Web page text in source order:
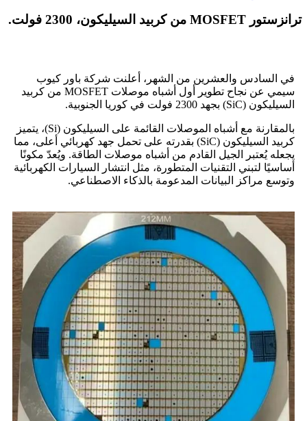
ترانزستور MOSFET من كربيد السيليكون، 2300 فولت.
في السادس والعشرين من الشهر، أعلنت شركة باور كيوب
سيمي عن نجاح تطوير أول أشباه موصلات MOSFET من كربيد
السيليكون (SiC) بجهد 2300 فولت في كوريا الجنوبية.
بالمقارنة مع أشباه الموصلات القائمة على السيليكون (Si)، يتميز
كربيد السيليكون (SiC) بقدرته على تحمل جهد كهربائي أعلى، مما
يجعله يُعتبر الجيل القادم من أشباه موصلات الطاقة. ويُعدّ مكونًا
أساسيًا لتبني التقنيات المتطورة، مثل انتشار السيارات الكهربائية
وتوسع مراكز البيانات المدعومة بالذكاء الاصطناعي.